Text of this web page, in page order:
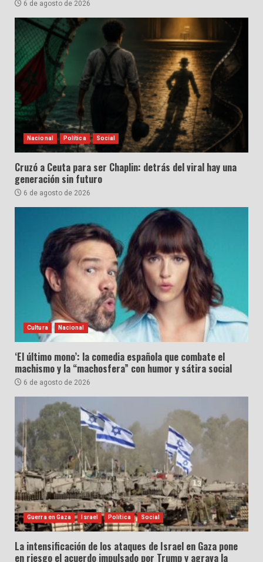
6 de agosto de 2026
Nacional Política Social
Cruzó a Ceuta para ser Chaplin: detrás del viral hay una
generación sin futuro
6 de agosto de 2026
Cultura Nacional
‘El último mono’: la comedia española que combate el
machismo y la “machosfera” con humor y sátira social
6 de agosto de 2026
Guerra en Gaza Israel Política Social
La intensificación de los ataques de Israel en Gaza pone
en riesgo el acuerdo impulsado por Trump y agrava la